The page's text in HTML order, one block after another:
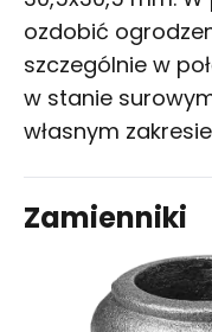
ozdobić
szczególnie w
w stanie
własnym
Zamienniki
Kup